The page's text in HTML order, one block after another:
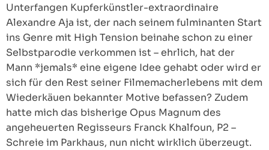
Unterfangen Kupferkünstler-extraordinaire
Alexandre Aja ist, der nach seinem fulminanten Start
ins Genre mit High Tension beinahe schon zu einer
Selbstparodie verkommen ist – ehrlich, hat der
Mann *jemals* eine eigene Idee gehabt oder wird er
sich für den Rest seiner Filmemacherlebens mit dem
Wiederkäuen bekannter Motive befassen? Zudem
hatte mich das bisherige Opus Magnum des
angeheuerten Regisseurs Franck Khalfoun, P2 –
Schreie im Parkhaus, nun nicht wirklich überzeugt.